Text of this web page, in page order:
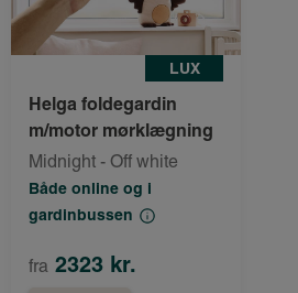
LUX
Helga foldegardin
m/motor mørklægning
Midnight - Off white
Både online og i
gardinbussen
fra 2323 kr.